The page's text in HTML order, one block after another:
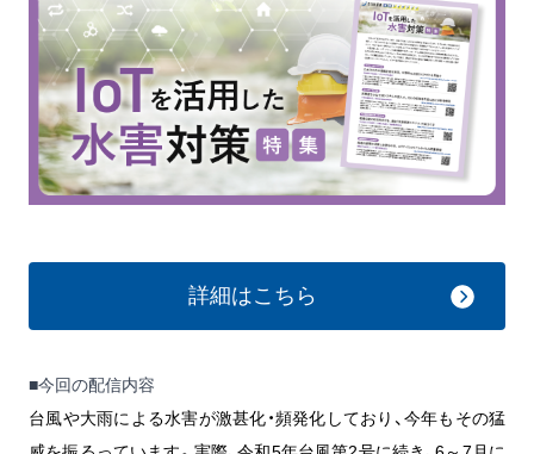
詳細はこちら
■今回の配信内容
台風や大雨による水害が激甚化・頻発化しており、今年もその猛